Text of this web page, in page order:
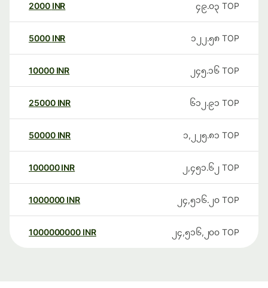
2000 INR ၄၉.၀၃ TOP
5000 INR ၁၂၂.၅၈ TOP
10000 INR ၂၄၅.၁၆ TOP
25000 INR ၆၁၂.၉၁ TOP
50000 INR ၁,၂၂၅.၈၁ TOP
100000 INR ၂,၄၅၁.၆၂ TOP
1000000 INR ၂၄,၅၁၆.၂၀ TOP
1000000000 INR ၂၄,၅၁၆,၂၀၀ TOP